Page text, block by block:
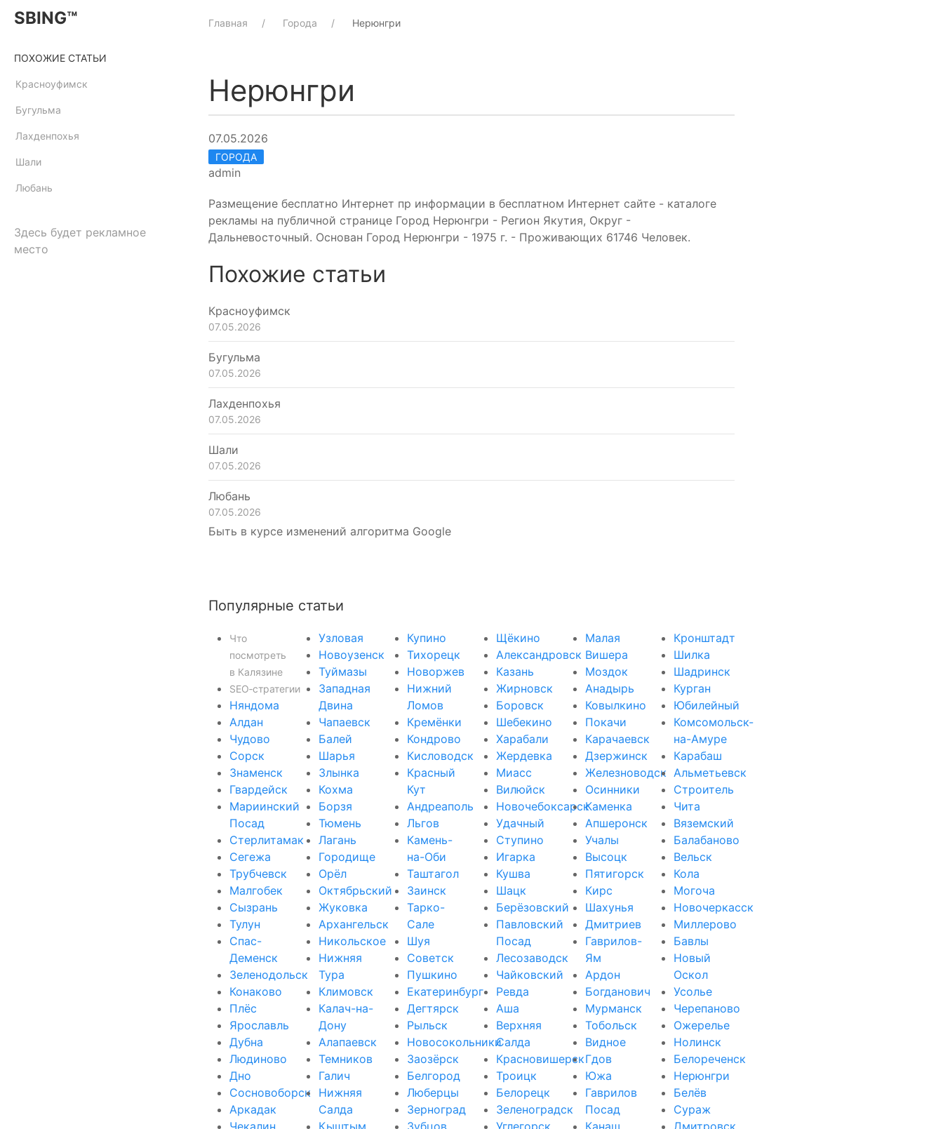
SBING™
ПОХОЖИЕ СТАТЬИ
Красноуфимск
Бугульма
Лахденпохья
Шали
Любань
Здесь будет рекламное
место
Главная Города Нерюнгри
Нерюнгри
07.05.2026
ГОРОДА
admin
Размещение бесплатно Интернет пр информации в бесплатном Интернет сайте - каталоге
рекламы на публичной странице Город Нерюнгри - Регион Якутия, Округ -
Дальневосточный. Основан Город Нерюнгри - 1975 г. - Проживающих 61746 Человек.
Похожие статьи
Красноуфимск
07.05.2026
Бугульма
07.05.2026
Лахденпохья
07.05.2026
Шали
07.05.2026
Любань
07.05.2026
Быть в курсе изменений алгоритма Google
Популярные статьи
Что
посмотреть
в Калязине
SEO‑стратегии
Няндома
Алдан
Чудово
Сорск
Знаменск
Гвардейск
Мариинский
Посад
Стерлитамак
Сегежа
Трубчевск
Малгобек
Сызрань
Тулун
Спас-
Деменск
Зеленодольск
Конаково
Плёс
Ярославль
Дубна
Людиново
Дно
Сосновоборск
Аркадак
Чекалин
Узловая
Новоузенск
Туймазы
Западная
Двина
Чапаевск
Балей
Шарья
Злынка
Кохма
Борзя
Тюмень
Лагань
Городище
Орёл
Октябрьский
Жуковка
Архангельск
Никольское
Нижняя
Тура
Климовск
Калач-на-
Дону
Алапаевск
Темников
Галич
Нижняя
Салда
Кыштым
Купино
Тихорецк
Новоржев
Нижний
Ломов
Кремёнки
Кондрово
Кисловодск
Красный
Кут
Андреаполь
Льгов
Камень-
на-Оби
Таштагол
Заинск
Тарко-
Сале
Шуя
Советск
Пушкино
Екатеринбург
Дегтярск
Рыльск
Новосокольники
Заозёрск
Белгород
Люберцы
Зерноград
Зубцов
Щёкино
Александровск
Казань
Жирновск
Боровск
Шебекино
Харабали
Жердевка
Миасс
Вилюйск
Новочебоксарск
Удачный
Ступино
Игарка
Кушва
Шацк
Берёзовский
Павловский
Посад
Лесозаводск
Чайковский
Ревда
Аша
Верхняя
Салда
Красновишерск
Троицк
Белорецк
Зеленоградск
Углегорск
Малая
Вишера
Моздок
Анадырь
Ковылкино
Покачи
Карачаевск
Дзержинск
Железноводск
Осинники
Каменка
Апшеронск
Учалы
Высоцк
Пятигорск
Кирс
Шахунья
Дмитриев
Гаврилов-
Ям
Ардон
Богданович
Мурманск
Тобольск
Видное
Гдов
Южа
Гаврилов
Посад
Канаш
Кронштадт
Шилка
Шадринск
Курган
Юбилейный
Комсомольск-
на-Амуре
Карабаш
Альметьевск
Строитель
Чита
Вяземский
Балабаново
Вельск
Кола
Могоча
Новочеркасск
Миллерово
Бавлы
Новый
Оскол
Усолье
Черепаново
Ожерелье
Нолинск
Белореченск
Нерюнгри
Белёв
Сураж
Дмитровск